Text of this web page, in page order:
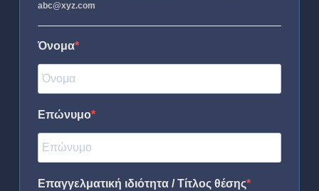
abc@xyz.com
Όνομα
Επώνυμο
Επαγγελματική ιδιότητα / Τίτλος θέσης